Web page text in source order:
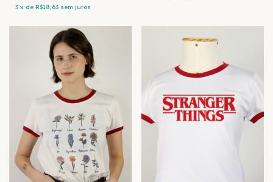
3 x de R$18,63 sem juros